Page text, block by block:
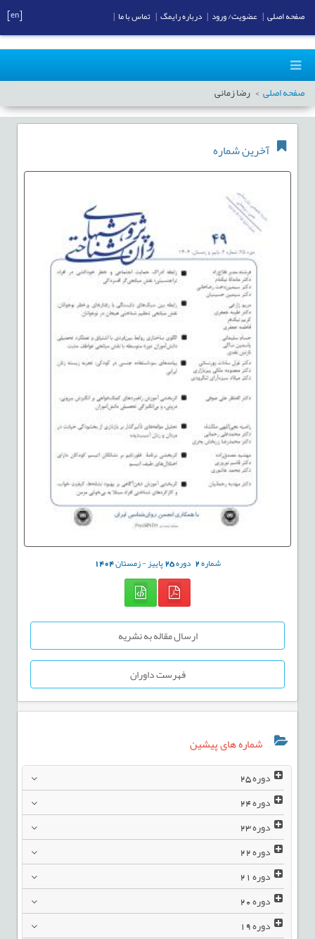
صفحه اصلی رضا زمانی
آخرین شماره
شماره2 دوره25پاییز - زمستان1404
ارسال مقاله به نشریه
فهرست داوران
شماره های پیشین
دوره25
دوره24
دوره23
دوره22
دوره21
دوره20
دوره19
صفحه اصلی عضویت/ ورود درباره رایمگ تماس با ما